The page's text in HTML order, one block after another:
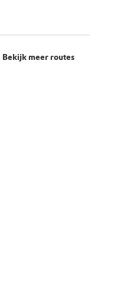
Bekijk meer routes